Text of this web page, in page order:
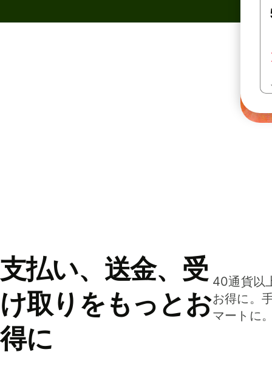
支払い、送金、受
け取りをもっとお
得に
40通貨以
お得に。
マートに